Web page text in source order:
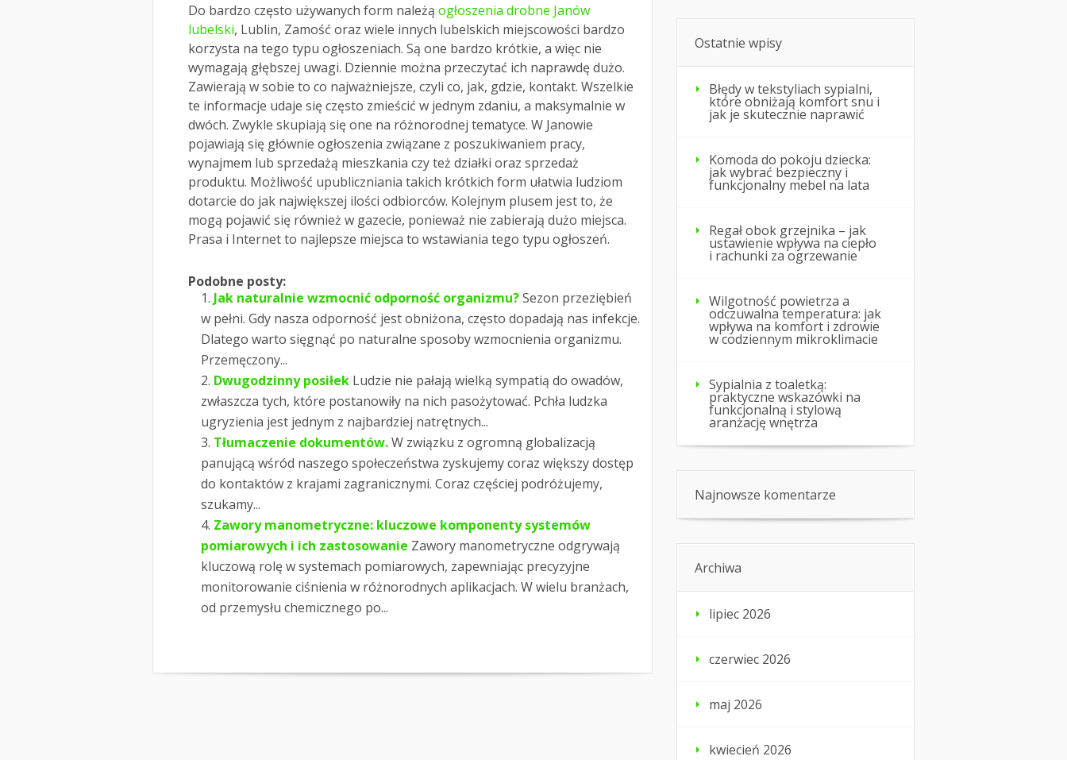
Do bardzo często używanych form należą ogłoszenia drobne Janów
lubelski, Lublin, Zamość oraz wiele innych lubelskich miejscowości bardzo
korzysta na tego typu ogłoszeniach. Są one bardzo krótkie, a więc nie
wymagają głębszej uwagi. Dziennie można przeczytać ich naprawdę dużo.
Zawierają w sobie to co najważniejsze, czyli co, jak, gdzie, kontakt. Wszelkie
te informacje udaje się często zmieścić w jednym zdaniu, a maksymalnie w
dwóch. Zwykle skupiają się one na różnorodnej tematyce. W Janowie
pojawiają się głównie ogłoszenia związane z poszukiwaniem pracy,
wynajmem lub sprzedażą mieszkania czy też działki oraz sprzedaż
produktu. Możliwość upubliczniania takich krótkich form ułatwia ludziom
dotarcie do jak największej ilości odbiorców. Kolejnym plusem jest to, że
mogą pojawić się również w gazecie, ponieważ nie zabierają dużo miejsca.
Prasa i Internet to najlepsze miejsca to wstawiania tego typu ogłoszeń.
Podobne posty:
Jak naturalnie wzmocnić odporność organizmu?Sezon przeziębień
w pełni. Gdy nasza odporność jest obniżona, często dopadają nas infekcje.
Dlatego warto sięgnąć po naturalne sposoby wzmocnienia organizmu.
Przemęczony...
Dwugodzinny posiłek Ludzie nie pałają wielką sympatią do owadów,
zwłaszcza tych, które postanowiły na nich pasożytować. Pchła ludzka
ugryzienia jest jednym z najbardziej natrętnych...
Tłumaczenie dokumentów.W związku z ogromną globalizacją
panującą wśród naszego społeczeństwa zyskujemy coraz większy dostęp
do kontaktów z krajami zagranicznymi. Coraz częściej podróżujemy,
szukamy...
Zawory manometryczne: kluczowe komponenty systemów
pomiarowych i ich zastosowanie Zawory manometryczne odgrywają
kluczową rolę w systemach pomiarowych, zapewniając precyzyjne
monitorowanie ciśnienia w różnorodnych aplikacjach. W wielu branżach,
od przemysłu chemicznego po...
Ostatnie wpisy
Błędy w tekstyliach sypialni,
które obniżają komfort snu i
jak je skutecznie naprawić
Komoda do pokoju dziecka:
jak wybrać bezpieczny i
funkcjonalny mebel na lata
Regał obok grzejnika – jak
ustawienie wpływa na ciepło
i rachunki za ogrzewanie
Wilgotność powietrza a
odczuwalna temperatura: jak
wpływa na komfort i zdrowie
w codziennym mikroklimacie
Sypialnia z toaletką:
praktyczne wskazówki na
funkcjonalną i stylową
aranżację wnętrza
Najnowsze komentarze
Archiwa
lipiec 2026
czerwiec 2026
maj 2026
kwiecień 2026